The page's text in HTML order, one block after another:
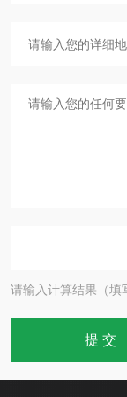
请输入计算结果（填